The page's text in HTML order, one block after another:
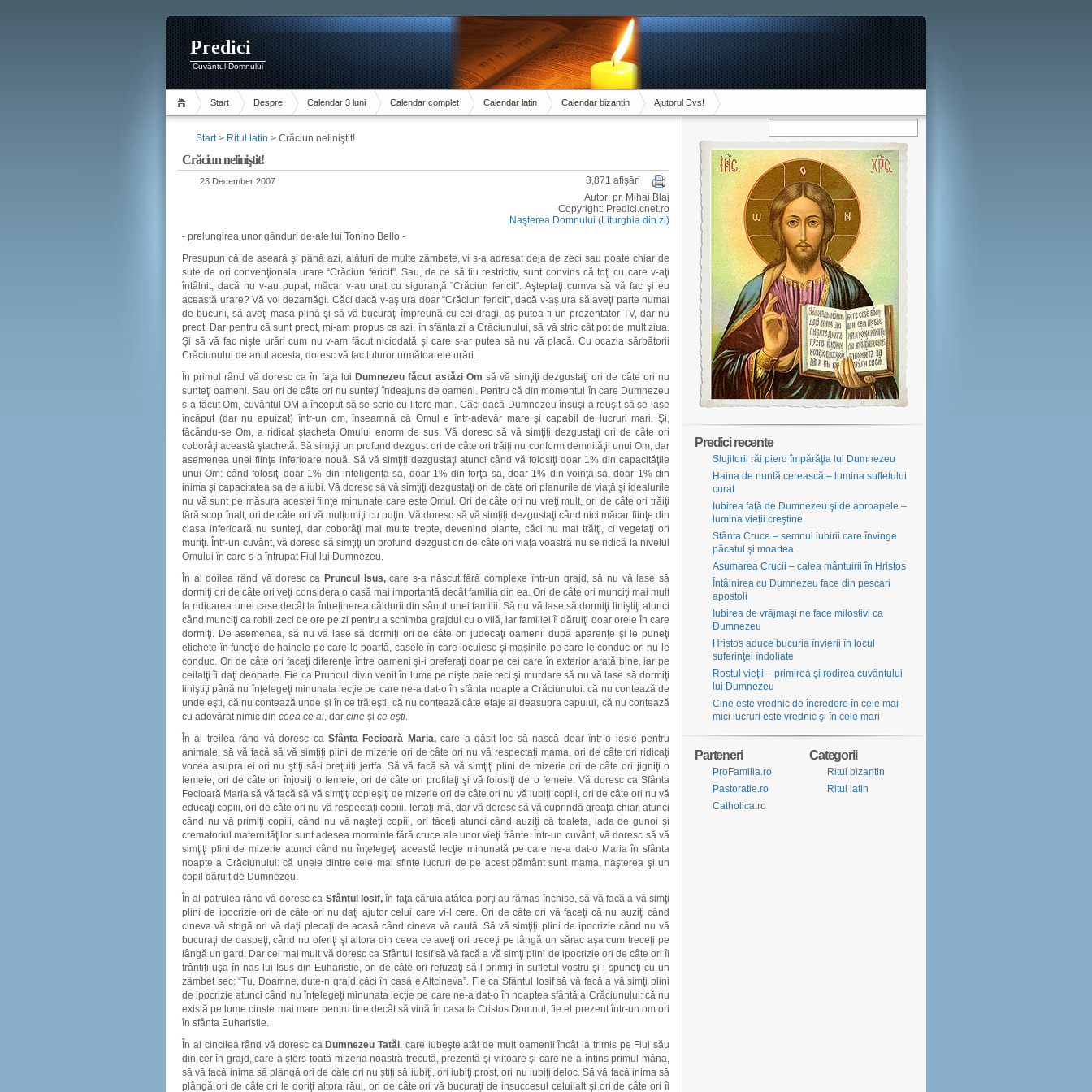
Predici
Cuvântul Domnului
Start Despre Calendar 3 luni Calendar complet Calendar latin Calendar bizantin Ajutorul Dvs!
Start> Ritul latin > Crăciun neliniştit!
Crăciun neliniştit!
23 December 2007
3,871 afişări
Autor: pr. Mihai Blaj
Copyright: Predici.cnet.ro
Naşterea Domnului (Liturghia din zi)
- prelungirea unor gânduri de-ale lui Tonino Bello -
Presupun că de aseară şi până azi, alături de multe zâmbete, vi s-a adresat deja de zeci sau poate chiar de
sute de ori convenţionala urare “Crăciun fericit”. Sau, de ce să fiu restrictiv, sunt convins că toţi cu care v-aţi
întâlnit, dacă nu v-au pupat, măcar v-au urat cu siguranţă “Crăciun fericit”. Aşteptaţi cumva să vă fac şi eu
această urare? Vă voi dezamăgi. Căci dacă v-aş ura doar “Crăciun fericit”, dacă v-aş ura să aveţi parte numai
de bucurii, să aveţi masa plină şi să vă bucuraţi împreună cu cei dragi, aş putea fi un prezentator TV, dar nu
preot. Dar pentru că sunt preot, mi-am propus ca azi, în sfânta zi a Crăciunului, să vă stric cât pot de mult ziua.
Şi să vă fac nişte urări cum nu v-am făcut niciodată şi care s-ar putea să nu vă placă. Cu ocazia sărbătorii
Crăciunului de anul acesta, doresc vă fac tuturor următoarele urări.
În primul rând vă doresc ca în faţa lui Dumnezeu făcut astăzi Om să vă simţiţi dezgustaţi ori de câte ori nu
sunteţi oameni. Sau ori de câte ori nu sunteţi îndeajuns de oameni. Pentru că din momentul în care Dumnezeu
s-a făcut Om, cuvântul OM a început să se scrie cu litere mari. Căci dacă Dumnezeu însuşi a reuşit să se lase
încăput (dar nu epuizat) într-un om, înseamnă că Omul e într-adevăr mare şi capabil de lucruri mari. Şi,
făcându-se Om, a ridicat ştacheta Omului enorm de sus. Vă doresc să vă simţiţi dezgustaţi ori de câte ori
coborâţi această ştachetă. Să simţiţi un profund dezgust ori de câte ori trăiţi nu conform demnităţii unui Om, dar
asemenea unei fiinţe inferioare nouă. Să vă simţiţi dezgustaţi atunci când vă folosiţi doar 1% din capacităţile
unui Om: când folosiţi doar 1% din inteligenţa sa, doar 1% din forţa sa, doar 1% din voinţa sa, doar 1% din
inima şi capacitatea sa de a iubi. Vă doresc să vă simţiţi dezgustaţi ori de câte ori planurile de viaţă şi idealurile
nu vă sunt pe măsura acestei fiinţe minunate care este Omul. Ori de câte ori nu vreţi mult, ori de câte ori trăiţi
fără scop înalt, ori de câte ori vă mulţumiţi cu puţin. Vă doresc să vă simţiţi dezgustaţi când nici măcar fiinţe din
clasa inferioară nu sunteţi, dar coborâţi mai multe trepte, devenind plante, căci nu mai trăiţi, ci vegetaţi ori
muriţi. Într-un cuvânt, vă doresc să simţiţi un profund dezgust ori de câte ori viaţa voastră nu se ridică la nivelul
Omului în care s-a întrupat Fiul lui Dumnezeu.
În al doilea rând vă doresc ca Pruncul Isus,care s-a născut fără complexe într-un grajd, să nu vă lase să
dormiţi ori de câte ori veţi considera o casă mai importantă decât familia din ea. Ori de câte ori munciţi mai mult
la ridicarea unei case decât la întreţinerea căldurii din sânul unei familii. Să nu vă lase să dormiţi liniştiţi atunci
când munciţi ca robii zeci de ore pe zi pentru a schimba grajdul cu o vilă, iar familiei îi dăruiţi doar orele în care
dormiţi. De asemenea, să nu vă lase să dormiţi ori de câte ori judecaţi oamenii după aparenţe şi le puneţi
etichete în funcţie de hainele pe care le poartă, casele în care locuiesc şi maşinile pe care le conduc ori nu le
conduc. Ori de câte ori faceţi diferenţe între oameni şi-i preferaţi doar pe cei care în exterior arată bine, iar pe
ceilalţi îi daţi deoparte. Fie ca Pruncul divin venit în lume pe nişte paie reci şi murdare să nu vă lase să dormiţi
liniştiţi până nu înţelegeţi minunata lecţie pe care ne-a dat-o în sfânta noapte a Crăciunului: că nu contează de
unde eşti, că nu contează unde şi în ce trăieşti, că nu contează câte etaje ai deasupra capului, că nu contează
cu adevărat nimic din ceea ce ai, dar cine şi ce eşti.
În al treilea rând vă doresc ca Sfânta Fecioară Maria,care a găsit loc să nască doar într-o iesle pentru
animale, să vă facă să vă simţiţi plini de mizerie ori de câte ori nu vă respectaţi mama, ori de câte ori ridicaţi
vocea asupra ei ori nu ştiţi să-i preţuiţi jertfa. Să vă facă să vă simţiţi plini de mizerie ori de câte ori jigniţi o
femeie, ori de câte ori înjosiţi o femeie, ori de câte ori profitaţi şi vă folosiţi de o femeie. Vă doresc ca Sfânta
Fecioară Maria să vă facă să vă simţiţi copleşiţi de mizerie ori de câte ori nu vă iubiţi copiii, ori de câte ori nu vă
educaţi copiii, ori de câte ori nu vă respectaţi copiii. Iertaţi-mă, dar vă doresc să vă cuprindă greaţa chiar, atunci
când nu vă primiţi copiii, când nu vă naşteţi copiii, ori tăceţi atunci când auziţi că toaleta, lada de gunoi şi
crematoriul maternităţilor sunt adesea morminte fără cruce ale unor vieţi frânte. Într-un cuvânt, vă doresc să vă
simţiţi plini de mizerie atunci când nu înţelegeţi această lecţie minunată pe care ne-a dat-o Maria în sfânta
noapte a Crăciunului: că unele dintre cele mai sfinte lucruri de pe acest pământ sunt mama, naşterea şi un
copil dăruit de Dumnezeu.
În al patrulea rând vă doresc ca Sfântul Iosif,în faţa căruia atâtea porţi au rămas închise, să vă facă a vă simţi
plini de ipocrizie ori de câte ori nu daţi ajutor celui care vi-l cere. Ori de câte ori vă faceţi că nu auziţi când
cineva vă strigă ori vă daţi plecaţi de acasă când cineva vă caută. Să vă simţiţi plini de ipocrizie când nu vă
bucuraţi de oaspeţi, când nu oferiţi şi altora din ceea ce aveţi ori treceţi pe lângă un sărac aşa cum treceţi pe
lângă un gard. Dar cel mai mult vă doresc ca Sfântul Iosif să vă facă a vă simţi plini de ipocrizie ori de câte ori îi
trântiţi uşa în nas lui Isus din Euharistie, ori de câte ori refuzaţi să-l primiţi în sufletul vostru şi-i spuneţi cu un
zâmbet sec: “Tu, Doamne, dute-n grajd căci în casă e Altcineva”. Fie ca Sfântul Iosif să vă facă a vă simţi plini
de ipocrizie atunci când nu înţelegeţi minunata lecţie pe care ne-a dat-o în noaptea sfântă a Crăciunului: că nu
există pe lume cinste mai mare pentru tine decât să vină în casa ta Cristos Domnul, fie el prezent într-un om ori
în sfânta Euharistie.
În al cincilea rând vă doresc ca Dumnezeu Tatăl , care iubeşte atât de mult oamenii încât la trimis pe Fiul său
din cer în grajd, care a şters toată mizeria noastră trecută, prezentă şi viitoare şi care ne-a întins primul mâna,
să vă facă inima să plângă ori de câte ori nu ştiţi să iubiţi, ori iubiţi prost, ori nu iubiţi deloc. Să vă facă inima să
plângă ori de câte ori le doriţi altora răul, ori de câte ori vă bucuraţi de insuccesul celuilalt şi ori de câte ori îi
Predici recente
Slujitorii răi pierd împărăţia lui Dumnezeu
Haina de nuntă cerească – lumina sufletului
curat
Iubirea faţă de Dumnezeu şi de aproapele –
lumina vieţii creştine
Sfânta Cruce – semnul iubirii care învinge
păcatul şi moartea
Asumarea Crucii – calea mântuirii în Hristos
Întâlnirea cu Dumnezeu face din pescari
apostoli
Iubirea de vrăjmaşi ne face milostivi ca
Dumnezeu
Hristos aduce bucuria învierii în locul
suferinţei îndoliate
Rostul vieţii – primirea şi rodirea cuvântului
lui Dumnezeu
Cine este vrednic de încredere în cele mai
mici lucruri este vrednic şi în cele mari
Categorii
Ritul bizantin
Ritul latin
Parteneri
ProFamilia.ro
Pastoratie.ro
Catholica.ro